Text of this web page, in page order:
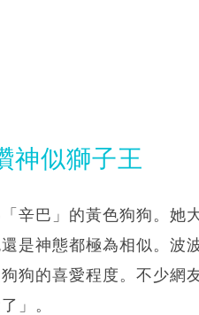
神似獅子王
辛巴」的黃色狗狗。她
是神態都極為相似。波
狗的喜愛程度。不少網
」。